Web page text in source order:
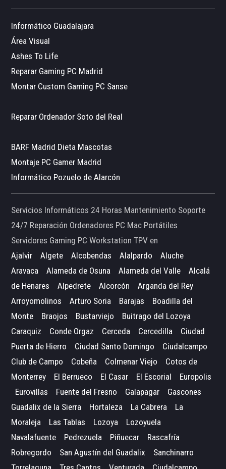
Informático Guadalajara
Área Visual
Ashes To Life
Reparar Gaming PC Madrid
Montar Custom Gaming PC Sanse
Reparar Ordenador Soto del Real
BARF Madrid Dieta Mascotas
Montaje PC Gamer Madrid
Informático Pozuelo de Alarcón
Servicios Informáticos 24 Horas Mantenimiento Soporte
24/7 Reparación Ordenadores PC Mac Portátiles
Servidores Gaming PC Workstation TPV en
Ajalvir
Algete Alcobendas Alalpardo
Aluche
Aravaca
Alameda de Osuna Alameda del Valle
Alcalá
de Henares
Alpedrete Alcorcón
Arganda del Rey
Arroyomolinos
Arturo Soria Barajas
Boadilla del
Monte
Braojos Bustarviejo
Buitrago del Lozoya
Caraquiz
Conde Orgaz Cerceda Cercedilla
Ciudad
Puerta de Hierro
Ciudad Santo Domingo
Ciudalcampo
Club de Campo
Cobeña Colmenar Viejo
Cotos de
Monterrey
El Berrueco El Casar El Escorial
Europolis
Eurovillas
Fuente del Fresno Galapagar
Gascones
Guadalix de la Sierra
Hortaleza La Cabrera
La
Moraleja
Las Tablas Lozoya
Lozoyuela
Navalafuente
Pedrezuela Piñuecar
Rascafría
Robregordo
San Agustín del Guadalix
Sanchinarro